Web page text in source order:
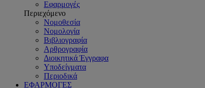
Εφαρμογές
Περιεχόμενο
Νομοθεσία
Νομολογία
Βιβλιογραφία
Αρθρογραφία
Διοικητικά Έγγραφα
Υποδείγματα
Περιοδικά
ΕΦΑΡΜΟΓΕΣ